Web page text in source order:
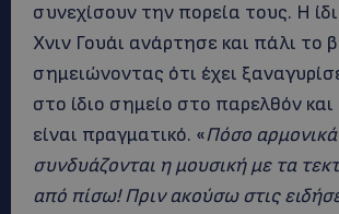
συνεχίσουν την πορεία τους. Η
Χνιν Γουάι ανάρτησε και πάλι το
σημειώνοντας ότι έχει
στο ίδιο σημείο στο παρελθόν και
είναι πραγματικό. «Πόσο αρμονικά
συνδυάζονται η μουσική με τα
από πίσω! Πριν ακούσω στις